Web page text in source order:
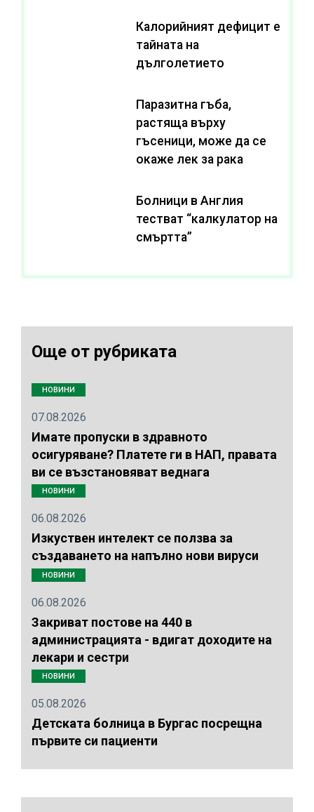
Калорийният дефицит е
тайната на
дълголетието
Паразитна гъба,
растяща върху
гъсеници, може да се
окаже лек за рака
Болници в Англия
тестват “калкулатор на
смъртта”
Още от рубриката
НОВИНИ
07.08.2026
Имате пропуски в здравното
осигуряване? Платете ги в НАП, правата
ви се възстановяват веднага
НОВИНИ
06.08.2026
Изкуствен интелект се ползва за
създаването на напълно нови вируси
НОВИНИ
06.08.2026
Закриват постове на 440 в
администрацията - вдигат доходите на
лекари и сестри
НОВИНИ
05.08.2026
Детската болница в Бургас посрещна
първите си пациенти